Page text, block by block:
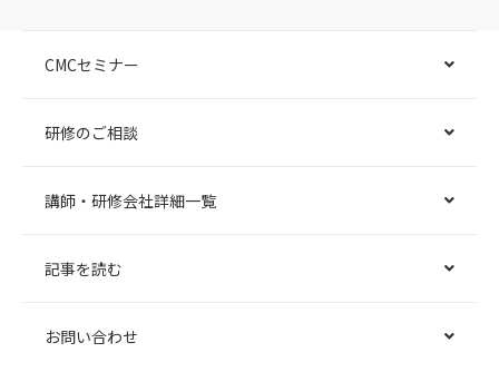
CMCセミナー
研修のご相談
講師・研修会社詳細一覧
記事を読む
お問い合わせ